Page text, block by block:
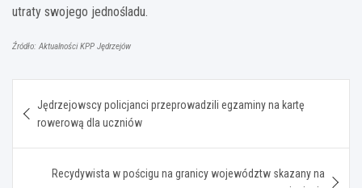
utraty swojego jednośladu.
Źródło: Aktualności KPP Jędrzejów
wpisu
Jędrzejowscy policjanci przeprowadzili egzaminy na kartę
rowerową dla uczniów
Recydywista w pościgu na granicy województw skazany na